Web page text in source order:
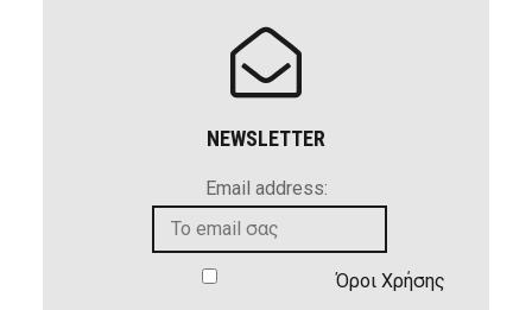
NEWSLETTER
Email address:
Όροι Χρήσης